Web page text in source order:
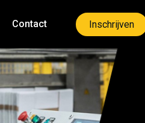
Contact Inschrijven